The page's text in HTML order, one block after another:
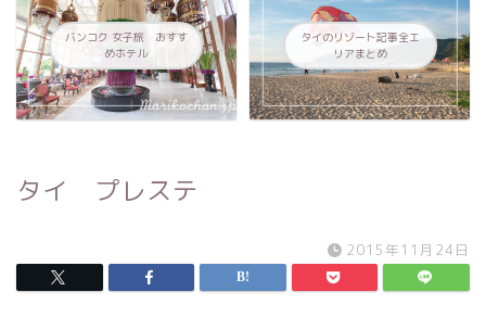
バンコク 女子旅 おすす
めホテル
タイのリゾート記事全エ
リアまとめ
タイ プレステ
2015年11月24日